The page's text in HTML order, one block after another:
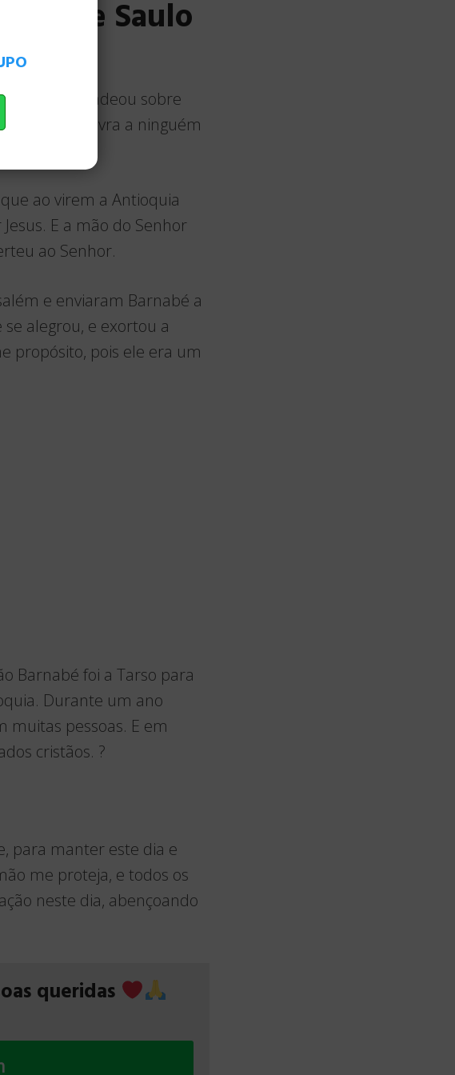
e Saulo
se desencadeou sobre
a palavra a ninguém
ao virem a Antioquia
E a mão do Senhor
ao Senhor.
e enviaram Barnabé a
alegrou, e exortou a
propósito, pois ele era um
Barnabé foi a Tarso para
Durante um ano
muitas pessoas. E em
cristãos. ?
para manter este dia e
me proteja, e todos os
neste dia, abençoando
queridas